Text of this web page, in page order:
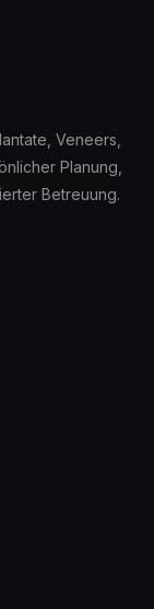
Veneers,
Planung,
Betreuung.